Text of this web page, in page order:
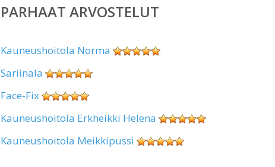
PARHAAT ARVOSTELUT
Kauneushoitola Norma
Sariinala
Face-Fix
Kauneushoitola Erkheikki Helena
Kauneushoitola Meikkipussi